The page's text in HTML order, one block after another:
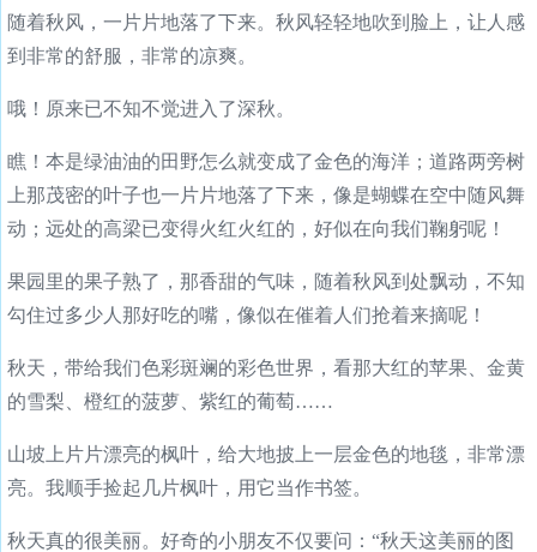
随着秋风，一片片地落了下来。秋风轻轻地吹到脸上，让人感
到非常的舒服，非常的凉爽。
哦！原来已不知不觉进入了深秋。
瞧！本是绿油油的田野怎么就变成了金色的海洋；道路两旁树
上那茂密的叶子也一片片地落了下来，像是蝴蝶在空中随风舞
动；远处的高梁已变得火红火红的，好似在向我们鞠躬呢！
果园里的果子熟了，那香甜的气味，随着秋风到处飘动，不知
勾住过多少人那好吃的嘴，像似在催着人们抢着来摘呢！
秋天，带给我们色彩斑斓的彩色世界，看那大红的苹果、金黄
的雪梨、橙红的菠萝、紫红的葡萄……
山坡上片片漂亮的枫叶，给大地披上一层金色的地毯，非常漂
亮。我顺手捡起几片枫叶，用它当作书签。
秋天真的很美丽。好奇的小朋友不仅要问：“秋天这美丽的图